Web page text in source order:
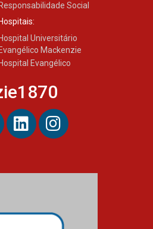
Responsabilidade Social
Hospitais:
Hospital Universitário
Evangélico Mackenzie
Hospital Evangélico